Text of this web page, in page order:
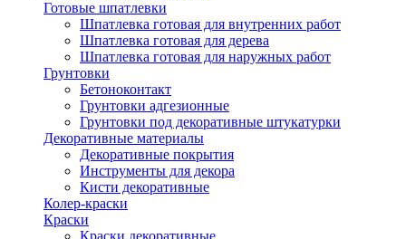
Готовые шпатлевки
Шпатлевка готовая для внутренних работ
Шпатлевка готовая для дерева
Шпатлевка готовая для наружных работ
Грунтовки
Бетоноконтакт
Грунтовки адгезионные
Грунтовки под декоративные штукатурки
Декоративные материалы
Декоративные покрытия
Инструменты для декора
Кисти декоративные
Колер-краски
Краски
Краски декоративные